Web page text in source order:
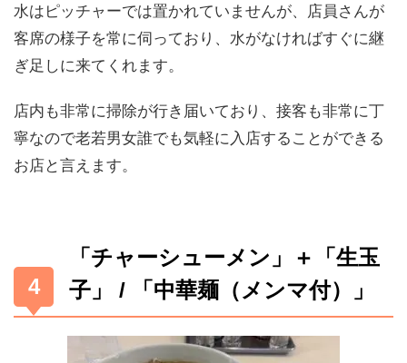
水はピッチャーでは置かれていませんが、店員さんが
客席の様子を常に伺っており、水がなければすぐに継
ぎ足しに来てくれます。
店内も非常に掃除が行き届いており、接客も非常に丁
寧なので老若男女誰でも気軽に入店することができる
お店と言えます。
「チャーシューメン」＋「生玉
子」 / 「中華麺（メンマ付）」